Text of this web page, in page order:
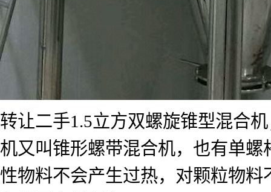
转让二手1.5立方双螺旋锥型混合
机又叫锥形螺带混合机，也有单
性物料不会产生过热，对颗粒物